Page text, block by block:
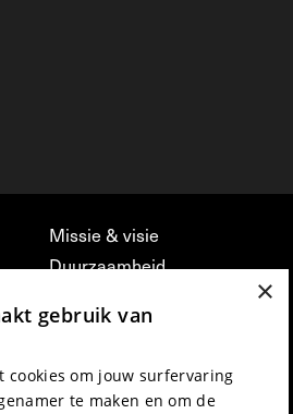
Missie & visie
Duurzaamheid
vrijwilligerswerk bij FFG
Privacy & Disclaimer
×
gebruik van
cookies om jouw surfervaring
te maken en om de